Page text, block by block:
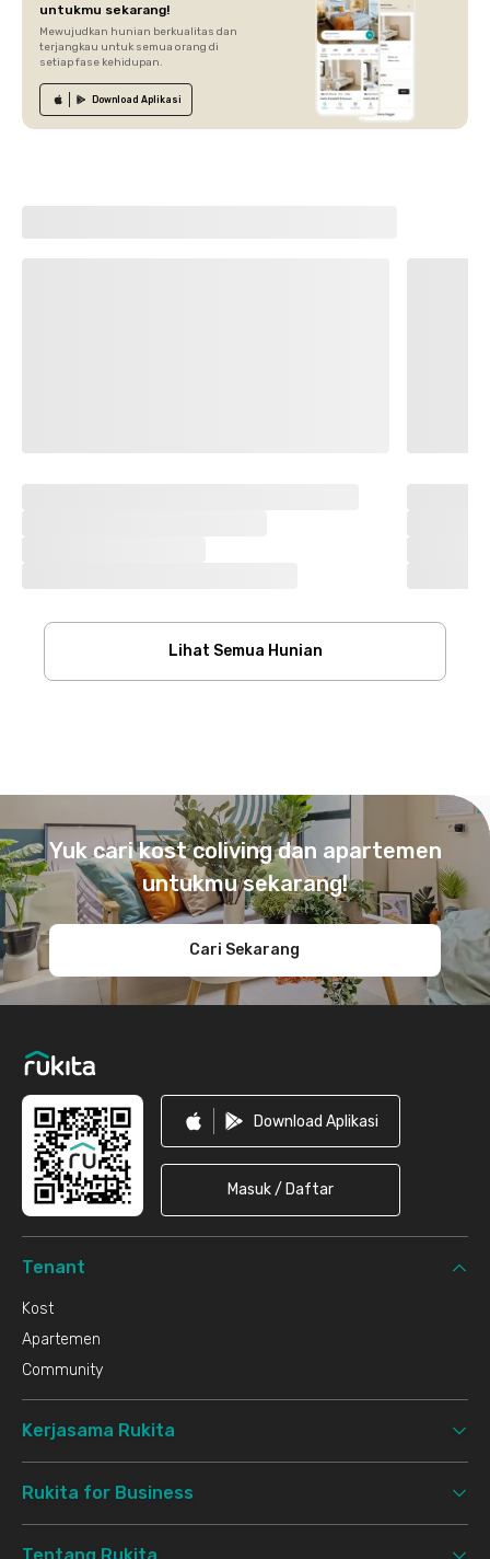
untukmu sekarang!
Mewujudkan hunian berkualitas dan
terjangkau untuk semua orang di
setiap fase kehidupan.
Download Aplikasi
Lihat Semua Hunian
Yuk cari kost coliving dan apartemen
untukmu sekarang!
Cari Sekarang
Download Aplikasi
Masuk / Daftar
Tenant
Kost
Apartemen
Community
Kerjasama Rukita
Rukita for Business